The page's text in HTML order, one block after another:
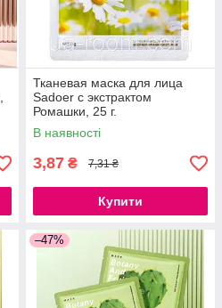
Тканевая маска для лица
Sadoer c экстрактом
Ромашки, 25 г.
В наявності
3,87 ₴ 7,31 ₴
Купити
–47%